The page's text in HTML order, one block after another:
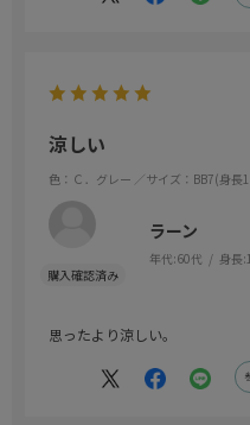
涼しい
色：Ｃ．グレー ／サイズ：BB7(身
ラーン
年代:60代 身長:
思ったより涼しい。